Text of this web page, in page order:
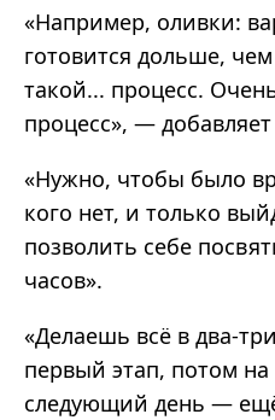
«Например, оливки:
готовится дольше,
такой... процесс.
процесс», —
«Нужно, чтобы было
кого нет, и только
позволить себе
часов».
«Делаешь всё в два-
первый этап, потом
следующий день —